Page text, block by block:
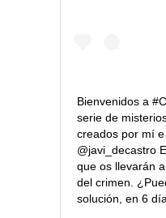
Bienvenidos a
serie de
creados por mí
@javi_decastro
que os llevarán
del crimen.
solución, en 6